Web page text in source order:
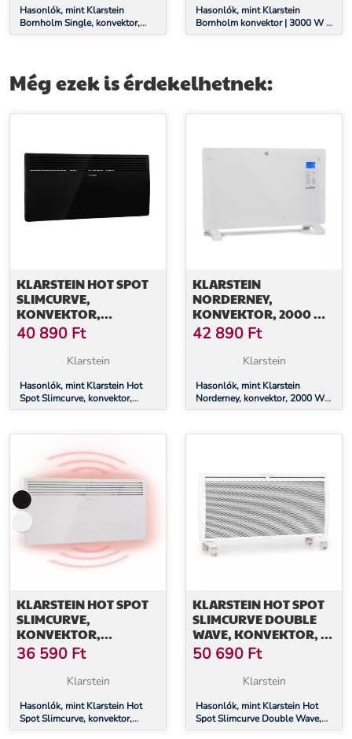
Hasonlók, mint Klarstein
Bornholm Single, konvektor,
1000 W, termosztát, időzítő,
Hasonlók, mint Klarstein
Bornholm konvektor | 3000 W |
30 m² | Erőteljes és elegáns |
Még ezek is érdekelhetnek:
KLARSTEIN HOT SPOT
SLIMCURVE,
KONVEKTOR,
FŰTŐTEST, 80 X 40 CM,
40 M², 2000 W, 5 - 40
°C, IP24, FEKETE
40 890 Ft
Klarstein
Hasonlók, mint Klarstein Hot
Spot Slimcurve, konvektor,
fűtőtest, 80 x 40 cm, 40 m²,
KLARSTEIN
NORDERNEY,
KONVEKTOR, 2000 W
TERMOSZTÁT, IDŐZÍTŐ,
30 M², FEHÉR
42 890 Ft
Klarstein
Hasonlók, mint Klarstein
Norderney, konvektor, 2000 W
termosztát, időzítő, 30 m², fehér
KLARSTEIN HOT SPOT
SLIMCURVE,
KONVEKTOR,
FŰTŐTEST, 80 X 40 CM,
40 M², 2000 W, 5 - 40
°C, IP24, FEHÉR
36 590 Ft
Klarstein
Hasonlók, mint Klarstein Hot
Spot Slimcurve, konvektor,
fűtőtest, 80 x 40 cm, 40 m²,
KLARSTEIN HOT SPOT
SLIMCURVE DOUBLE
WAVE, KONVEKTOR, 2
AZ 1-BEN FŰTŐTEST,
2000 W, HETI IDŐZÍTŐ,
50 690 Ft
Klarstein
Hasonlók, mint Klarstein Hot
Spot Slimcurve Double Wave,
konvektor, 2 az 1-ben fűtőtest,